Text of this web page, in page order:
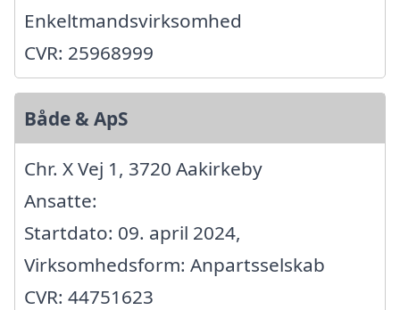
Enkeltmandsvirksomhed
CVR: 25968999
Både & ApS
Chr. X Vej 1, 3720 Aakirkeby
Ansatte:
Startdato: 09. april 2024,
Virksomhedsform: Anpartsselskab
CVR: 44751623